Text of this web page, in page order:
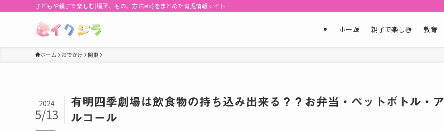
子どもや親子で楽しむ(場所、もの、方法etc)をまとめた育児情報サイト
ホーム 親子で楽しむ 教育
ホーム おでかけ 関東
有明四季劇場は飲食物の持ち込み出来る？？お弁当・ペットボトル・ア
ルコール
2024
5/13